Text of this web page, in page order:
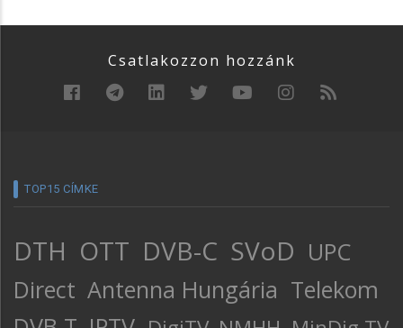
Csatlakozzon hozzánk
TOP15 CÍMKE
DTH OTT DVB-C SVoD UPC
Direct Antenna Hungária Telekom